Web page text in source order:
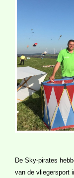
De Sky-pirates
van de vliegersport